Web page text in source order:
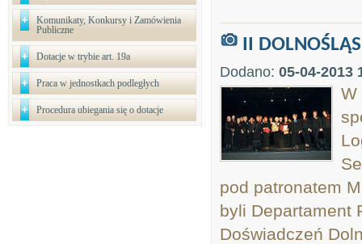
Komunikaty, Konkursy i Zamówienia
Publiczne
Dotacje w trybie art. 19a
Praca w jednostkach podległych
Procedura ubiegania się o dotacje
II
Dodano: 05-04-2013
W
pod patronatem
byli Departament
Doświadczeń